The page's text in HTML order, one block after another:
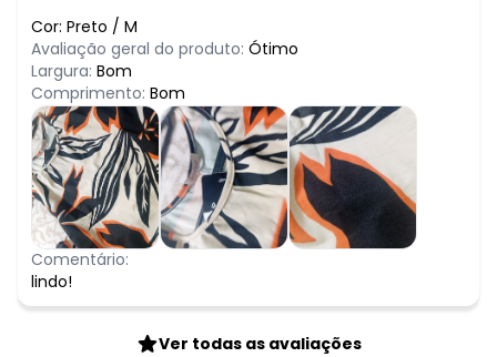
Cor: Preto / M
Avaliação geral do produto: Ótimo
Largura: Bom
Comprimento: Bom
Comentário:
lindo!
Ver todas as avaliações